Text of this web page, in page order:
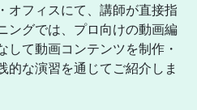
オフィスにて、講師が直接指
ングでは、プロ向けの動画編
て動画コンテンツを制作・
的な演習を通じてご紹介しま